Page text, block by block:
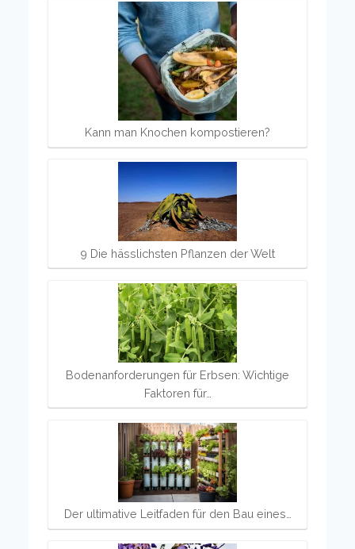
Kann man Knochen kompostieren?
9 Die hässlichsten Pflanzen der Welt
Bodenanforderungen für Erbsen: Wichtige
Faktoren für…
Der ultimative Leitfaden für den Bau eines…